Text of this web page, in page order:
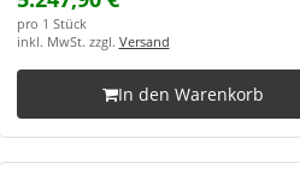
pro 1 Stück
inkl. MwSt. zzgl. Versand
In den Warenkorb